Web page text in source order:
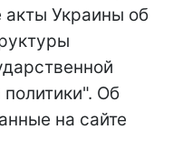
акты Украины об
Об
на сайте